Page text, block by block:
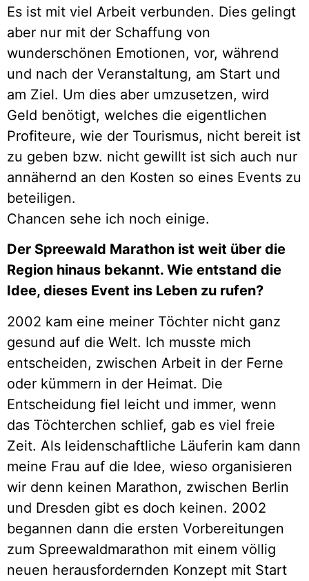
Es ist mit viel Arbeit verbunden. Dies gelingt
aber nur mit der Schaffung von
wunderschönen Emotionen, vor, während
und nach der Veranstaltung, am Start und
am Ziel. Um dies aber umzusetzen, wird
Geld benötigt, welches die eigentlichen
Profiteure, wie der Tourismus, nicht bereit ist
zu geben bzw. nicht gewillt ist sich auch nur
annähernd an den Kosten so eines Events zu
beteiligen.
Chancen sehe ich noch einige.
Der Spreewald Marathon ist weit über die
Region hinaus bekannt. Wie entstand die
Idee, dieses Event ins Leben zu rufen?
2002 kam eine meiner Töchter nicht ganz
gesund auf die Welt. Ich musste mich
entscheiden, zwischen Arbeit in der Ferne
oder kümmern in der Heimat. Die
Entscheidung fiel leicht und immer, wenn
das Töchterchen schlief, gab es viel freie
Zeit. Als leidenschaftliche Läuferin kam dann
meine Frau auf die Idee, wieso organisieren
wir denn keinen Marathon, zwischen Berlin
und Dresden gibt es doch keinen. 2002
begannen dann die ersten Vorbereitungen
zum Spreewaldmarathon mit einem völlig
neuen herausfordernden Konzept mit Start